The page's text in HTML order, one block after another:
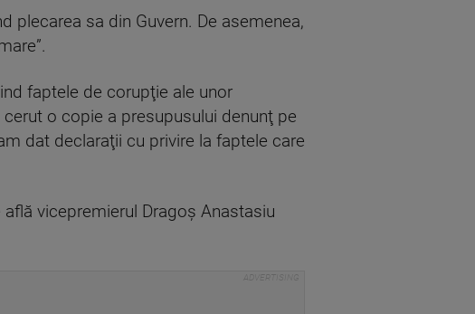
plecarea sa din Guvern. De asemenea,
faptele de corupţie ale unor
o copie a presupusului denunţ pe
dat declaraţii cu privire la faptele care
vicepremierul Dragoş Anastasiu